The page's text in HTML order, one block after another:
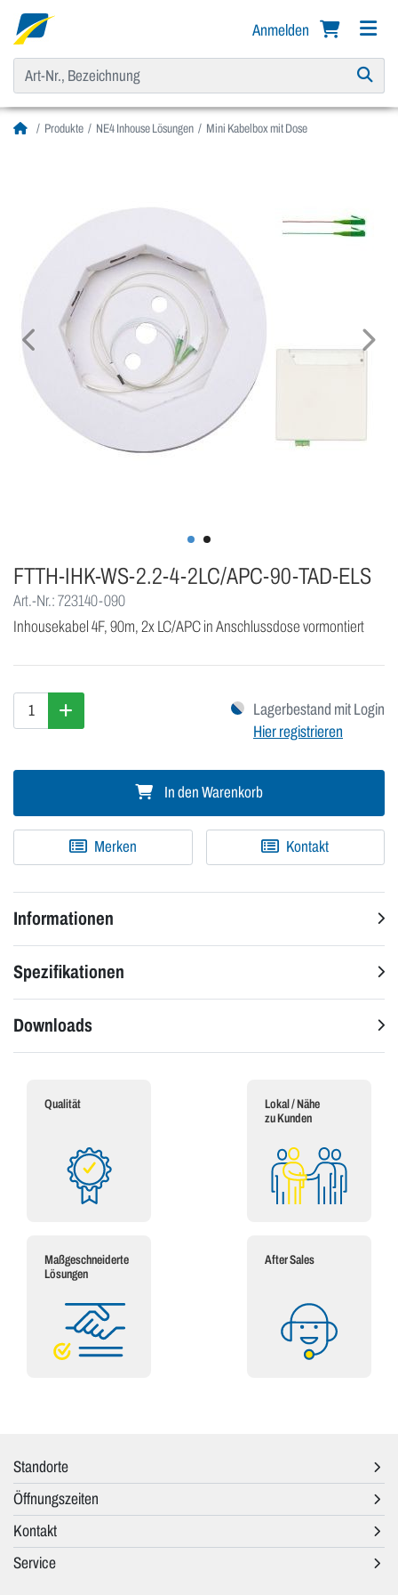
Anmelden
Produkte NE4 Inhouse Lösungen Mini Kabelbox mit Dose
FTTH-IHK-WS-2.2-4-2LC/APC-90-TAD-ELS
Art.-Nr.: 723140-090
Inhousekabel 4F, 90m, 2x LC/APC in Anschlussdose vormontiert
Lagerbestand mit Login
Hier registrieren
In den Warenkorb
Merken Kontakt
Informationen
Spezifikationen
Downloads
Qualität
Lokal / Nähe
zu Kunden
Maßgeschneiderte
Lösungen
After Sales
Standorte
Öffnungszeiten
Kontakt
Service